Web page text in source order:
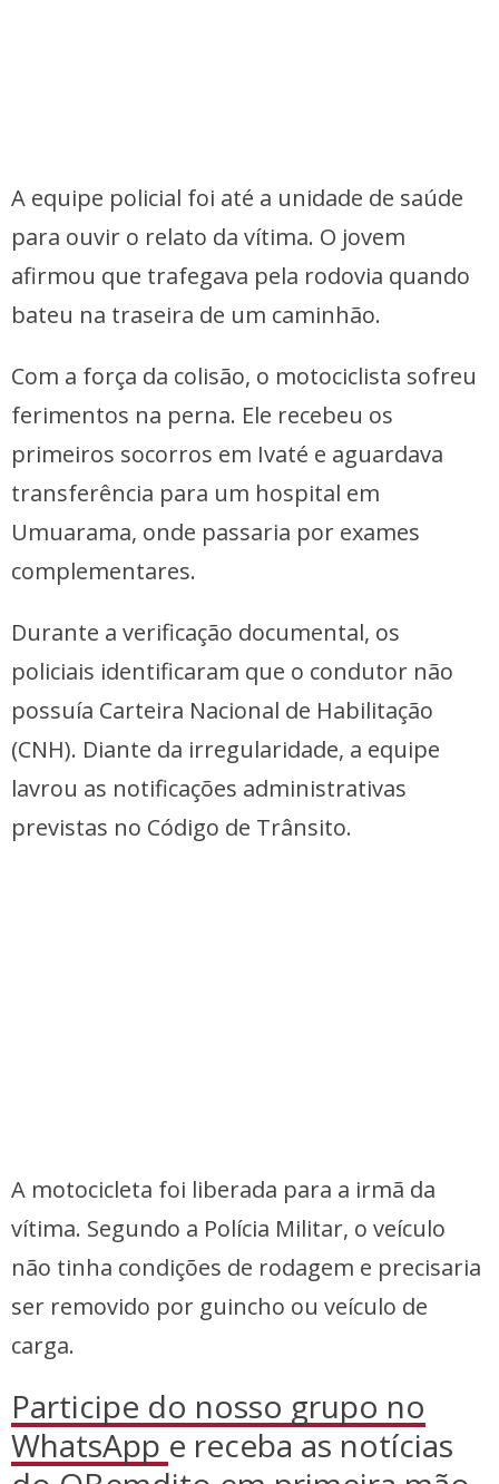
A equipe policial foi até a unidade de saúde
para ouvir o relato da vítima. O jovem
afirmou que trafegava pela rodovia quando
bateu na traseira de um caminhão.
Com a força da colisão, o motociclista sofreu
ferimentos na perna. Ele recebeu os
primeiros socorros em Ivaté e aguardava
transferência para um hospital em
Umuarama, onde passaria por exames
complementares.
Durante a verificação documental, os
policiais identificaram que o condutor não
possuía Carteira Nacional de Habilitação
(CNH). Diante da irregularidade, a equipe
lavrou as notificações administrativas
previstas no Código de Trânsito.
A motocicleta foi liberada para a irmã da
vítima. Segundo a Polícia Militar, o veículo
não tinha condições de rodagem e precisaria
ser removido por guincho ou veículo de
carga.
Participe do nosso grupo no
WhatsApp e receba as notícias